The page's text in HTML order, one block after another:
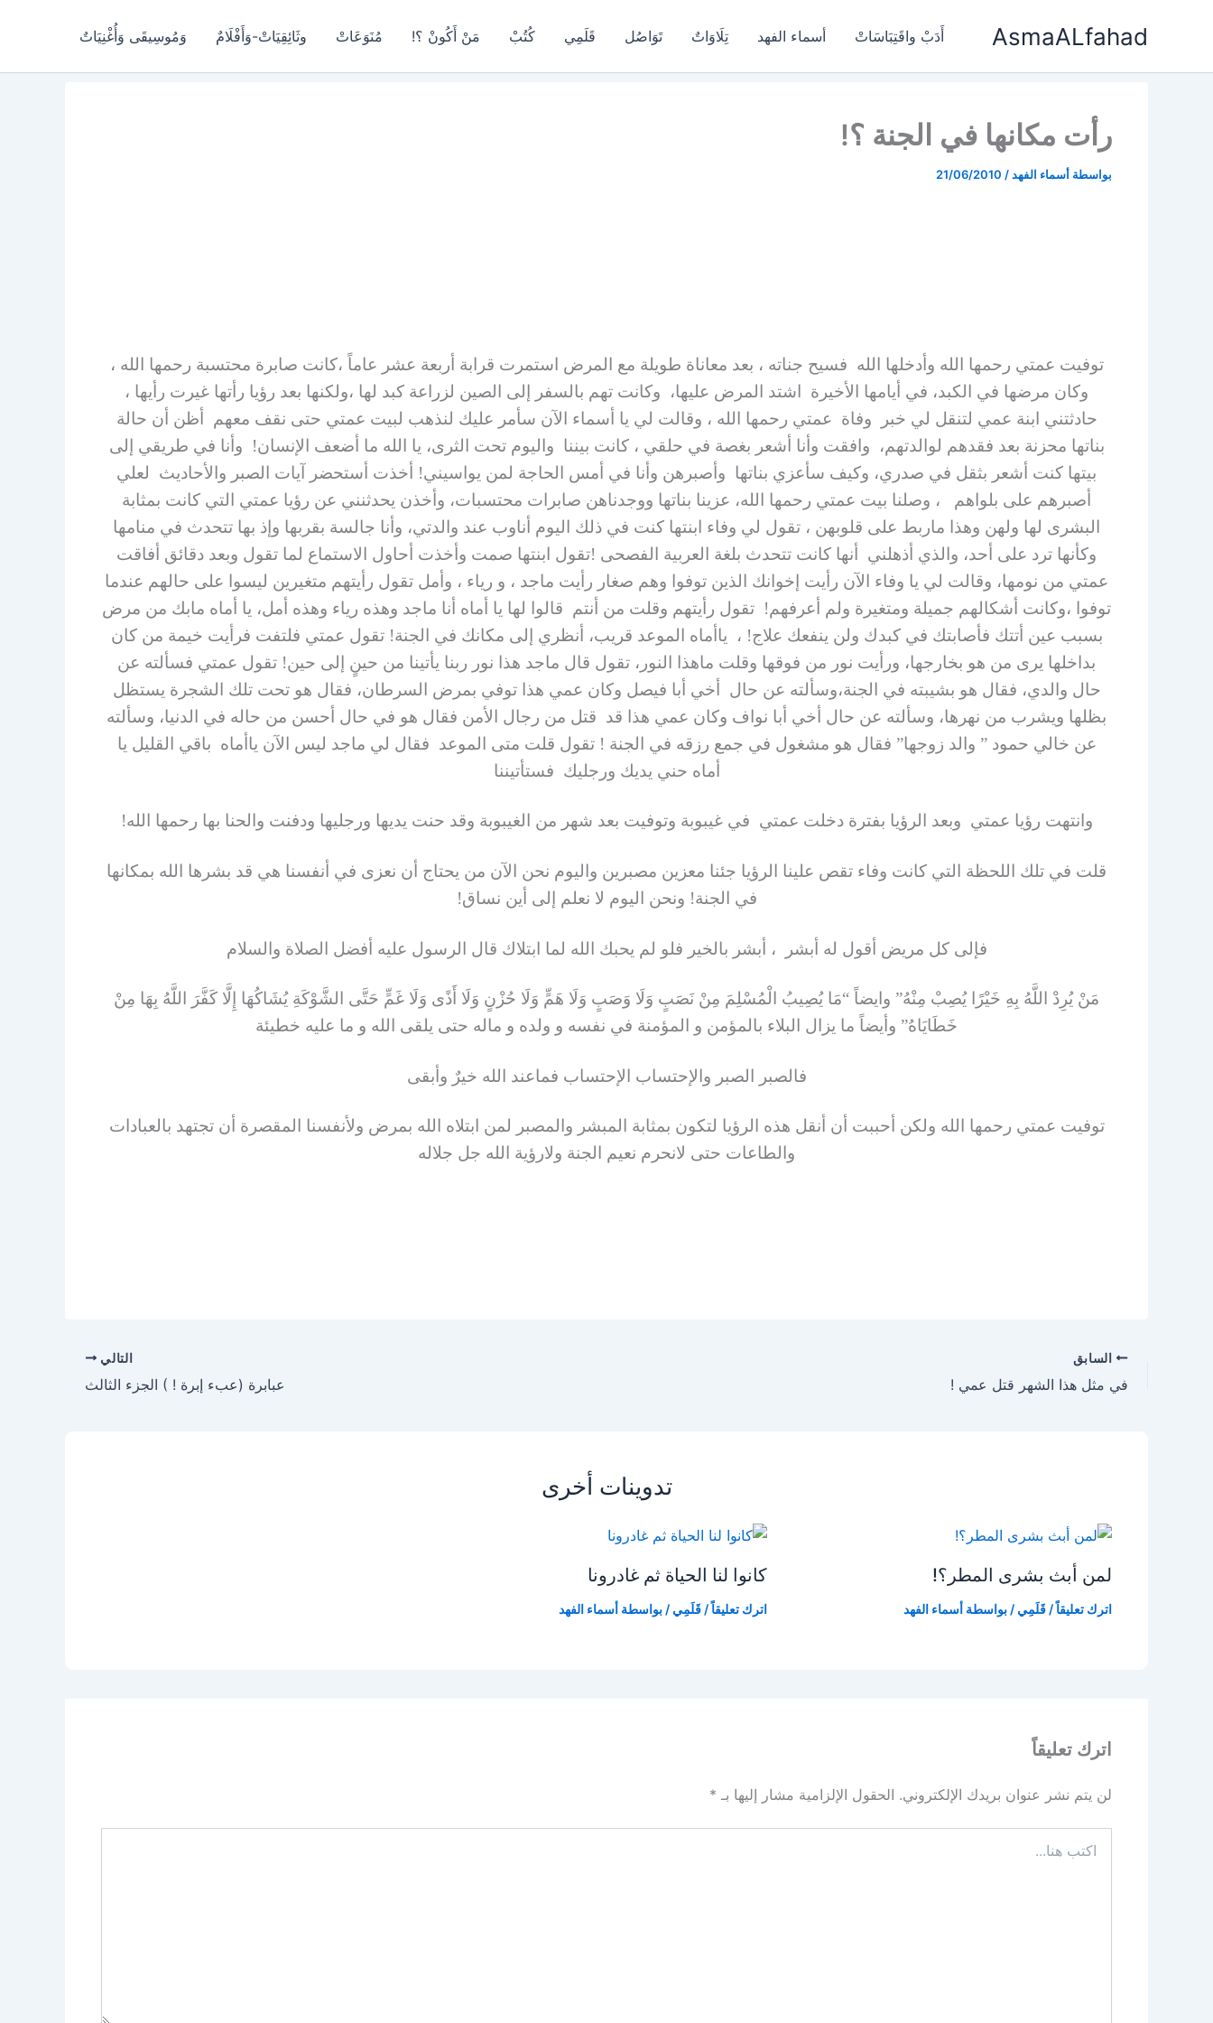
AsmaALfahad أَدَبْ واقَتِبَاسَاتْ أسماء الفهد تِلَاوَاتٌ تَوَاصُل قَلَمِي كُتُبْ مَنْ أَكُونْ ؟! مُنَوَعَاتْ وثَائِقِيَاتْ-وَأَفْلَامٌ وَمُوسِيقَى وَأُغْنِيَاتٌ
رأت مكانها في الجنة ؟!
بواسطة أسماء الفهد/
21/06/2010
توفيت عمتي رحمها الله وأدخلها الله فسيح جناته ، بعد معاناة طويلة مع المرض استمرت قرابة أربعة عشر عاماً ،كانت صابرة محتسبة رحمها الله ،
وكان مرضها في الكبد، في أيامها الأخيرة اشتد المرض عليها، وكانت تهم بالسفر إلى الصين لزراعة كبد لها ،ولكنها بعد رؤيا رأتها غيرت رأيها ،
حادثتني ابنة عمي لتنقل لي خبر وفاة عمتي رحمها الله ، وقالت لي يا أسماء الآن سأمر عليك لنذهب لبيت عمتي حتى نقف معهم أظن أن حالة
بناتها محزنة بعد فقدهم لوالدتهم، وافقت وأنا أشعر بغصة في حلقي ، كانت بيننا واليوم تحت الثرى، يا الله ما أضعف الإنسان! وأنا في طريقي إلى
بيتها كنت أشعر بثقل في صدري، وكيف سأعزي بناتها وأصبرهن وأنا في أمس الحاجة لمن يواسيني! أخذت أستحضر آيات الصبر والأحاديث لعلي
أصبرهم على بلواهم ، وصلنا بيت عمتي رحمها الله، عزينا بناتها ووجدناهن صابرات محتسبات، وأخذن يحدثنني عن رؤيا عمتي التي كانت بمثابة
البشرى لها ولهن وهذا ماربط على قلوبهن ، تقول لي وفاء ابنتها كنت في ذلك اليوم أناوب عند والدتي، وأنا جالسة بقربها وإذ بها تتحدث في منامها
وكأنها ترد على أحد، والذي أذهلني أنها كانت تتحدث بلغة العربية الفصحى !تقول ابنتها صمت وأخذت أحاول الاستماع لما تقول وبعد دقائق أفاقت
عمتي من نومها، وقالت لي يا وفاء الآن رأيت إخوانك الذين توفوا وهم صغار رأيت ماجد ، و رياء ، وأمل تقول رأيتهم متغيرين ليسوا على حالهم عندما
توفوا ،وكانت أشكالهم جميلة ومتغيرة ولم أعرفهم! تقول رأيتهم وقلت من أنتم قالوا لها يا أماه أنا ماجد وهذه رياء وهذه أمل، يا أماه مابك من مرض
بسبب عين أتتك فأصابتك في كبدك ولن ينفعك علاج! ، ياأماه الموعد قريب، أنظري إلى مكانك في الجنة! تقول عمتي فلتفت فرأيت خيمة من كان
بداخلها يرى من هو بخارجها، ورأيت نور من فوقها وقلت ماهذا النور، تقول قال ماجد هذا نور ربنا يأتينا من حينٍ إلى حين! تقول عمتي فسألته عن
حال والدي، فقال هو بشيبته في الجنة،وسألته عن حال أخي أبا فيصل وكان عمي هذا توفي بمرض السرطان، فقال هو تحت تلك الشجرة يستظل
بظلها ويشرب من نهرها، وسألته عن حال أخي أبا نواف وكان عمي هذا قد قتل من رجال الأمن فقال هو في حال أحسن من حاله في الدنيا، وسألته
عن خالي حمود ” والد زوجها” فقال هو مشغول في جمع رزقه في الجنة ! تقول قلت متى الموعد فقال لي ماجد ليس الآن ياأماه باقي القليل يا
أماه حني يديك ورجليك فستأتيننا
وانتهت رؤيا عمتي وبعد الرؤيا بفترة دخلت عمتي في غيبوبة وتوفيت بعد شهر من الغيبوبة وقد حنت يديها ورجليها ودفنت والحنا بها رحمها الله!
قلت في تلك اللحظة التي كانت وفاء تقص علينا الرؤيا جئنا معزين مصبرين واليوم نحن الآن من يحتاج أن نعزى في أنفسنا هي قد بشرها الله بمكانها
في الجنة! ونحن اليوم لا نعلم إلى أين نساق!
فإلى كل مريض أقول له أبشر ، أبشر بالخير فلو لم يحبك الله لما ابتلاك قال الرسول عليه أفضل الصلاة والسلام
مَنْ يُرِدْ اللَّهُ بِهِ خَيْرًا يُصِبْ مِنْهُ” وايضاً “مَا يُصِيبُ الْمُسْلِمَ مِنْ نَصَبٍ وَلَا وَصَبٍ وَلَا هَمٍّ وَلَا حُزْنٍ وَلَا أَذًى وَلَا غَمٍّ حَتَّى الشَّوْكَةِ يُشَاكُهَا إِلَّا كَفَّرَ اللَّهُ بِهَا مِنْ
خَطَايَاهُ” وأيضاً ما يزال البلاء بالمؤمن و المؤمنة في نفسه و ولده و ماله حتى يلقى الله و ما عليه خطيئة
فالصبر الصبر والإحتساب الإحتساب فماعند الله خيرٌ وأبقى
توفيت عمتي رحمها الله ولكن أحببت أن أنقل هذه الرؤيا لتكون بمثابة المبشر والمصبر لمن ابتلاه الله بمرض ولأنفسنا المقصرة أن تجتهد بالعبادات
والطاعات حتى لانحرم نعيم الجنة ولارؤية الله جل جلاله
السابق
في مثل هذا الشهر قتل عمي !
التالي
عبابرة (عبء إبرة ! ) الجزء الثالث
تدوينات أخرى
لمن أبث بشرى المطر؟!
اترك تعليقاً/ قَلَمِي / بواسطة أسماء الفهد
كانوا لنا الحياة ثم غادرونا
اترك تعليقاً/ قَلَمِي / بواسطة أسماء الفهد
اترك تعليقاً
لن يتم نشر عنوان بريدك الإلكتروني. الحقول الإلزامية مشار إليها بـ *
هنا...